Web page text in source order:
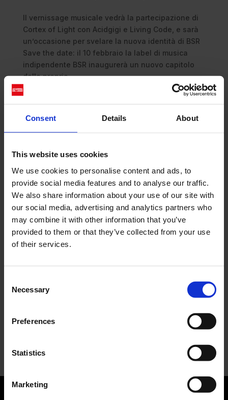
Consent Details About
This website uses cookies
We use cookies to personalise content and ads, to
provide social media features and to analyse our traffic.
We also share information about your use of our site with
our social media, advertising and analytics partners who
may combine it with other information that you’ve
provided to them or that they’ve collected from your use
of their services.
Selection
Necessary
Preferences
Statistics
Marketing
Il vernissage musicale vedrà la partecipazione di
Cortex of Light con Acidgigi e Living Code, e sarà
un’occasione per svelare la nuova identità di BSR
Save the date: il 10 febbraio la label di musica
indipendente BSR inaugurerà un nuovo capitolo
della propria...
Cerca
Le donne omeriche e l’eterna resistenza: il
coraggio di chi persiste all’ombra degli eroi
Slayyyter e il sogno decadente della provincia
americana: chi è la nuova anti-diva della musica
elettro-pop
ASICS SportStyle e Little Tokyo Table Tennis: la
campagna FW 2026
Recent Comments